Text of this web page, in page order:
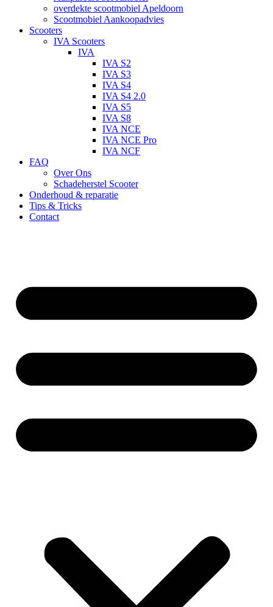
overdekte scootmobiel Apeldoorn
Scootmobiel Aankoopadvies
Scooters
IVA Scooters
IVA
IVA S2
IVA S3
IVA S4
IVA S4 2.0
IVA S5
IVA S8
IVA NCE
IVA NCE Pro
IVA NCF
FAQ
Over Ons
Schadeherstel Scooter
Onderhoud & reparatie
Tips & Tricks
Contact